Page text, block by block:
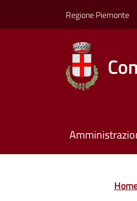
Regione Piemonte